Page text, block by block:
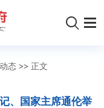
态 >> 正文
、国家主席通伦举